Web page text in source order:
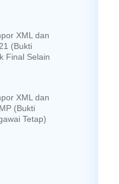
XML dan
(Bukti
Final Selain
XML dan
(Bukti
Tetap)